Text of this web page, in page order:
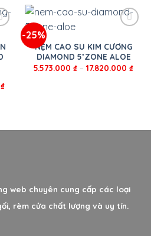
₫
-25%
NỆM CAO SU KIM CƯƠNG
DIAMOND 5’ZONE ALOE
5.573.000 ₫ – 17.820.000 ₫
web chuyên cung cấp các loại
rèm cửa chất lượng và uy tín.